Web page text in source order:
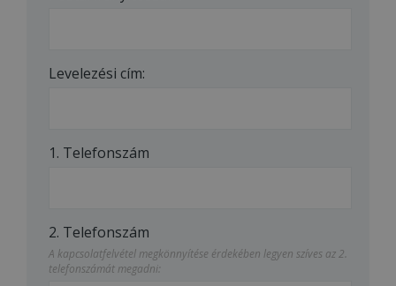
Levelezési cím:
1. Telefonszám
2. Telefonszám
A kapcsolatfelvétel megkönnyítése érdekében legyen szíves az 2.
telefonszámát megadni: